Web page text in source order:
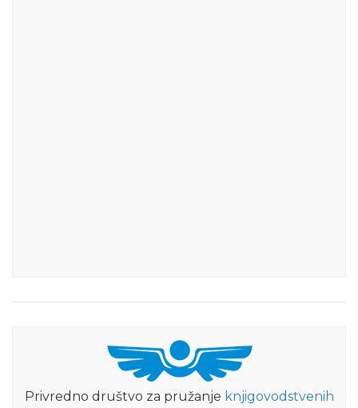
Privredno društvo za pružanje knjigovodstvenih